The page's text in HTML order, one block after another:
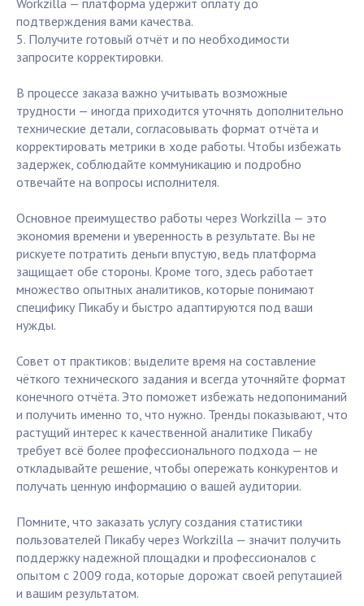
Workzilla — платформа удержит оплату до
подтверждения вами качества.
5. Получите готовый отчёт и по необходимости
запросите корректировки.
В процессе заказа важно учитывать возможные
трудности — иногда приходится уточнять дополнительно
технические детали, согласовывать формат отчёта и
корректировать метрики в ходе работы. Чтобы избежать
задержек, соблюдайте коммуникацию и подробно
отвечайте на вопросы исполнителя.
Основное преимущество работы через Workzilla — это
экономия времени и уверенность в результате. Вы не
рискуете потратить деньги впустую, ведь платформа
защищает обе стороны. Кроме того, здесь работает
множество опытных аналитиков, которые понимают
специфику Пикабу и быстро адаптируются под ваши
нужды.
Совет от практиков: выделите время на составление
чёткого технического задания и всегда уточняйте формат
конечного отчёта. Это поможет избежать недопониманий
и получить именно то, что нужно. Тренды показывают, что
растущий интерес к качественной аналитике Пикабу
требует всё более профессионального подхода — не
откладывайте решение, чтобы опережать конкурентов и
получать ценную информацию о вашей аудитории.
Помните, что заказать услугу создания статистики
пользователей Пикабу через Workzilla — значит получить
поддержку надежной площадки и профессионалов с
опытом с 2009 года, которые дорожат своей репутацией
и вашим результатом.